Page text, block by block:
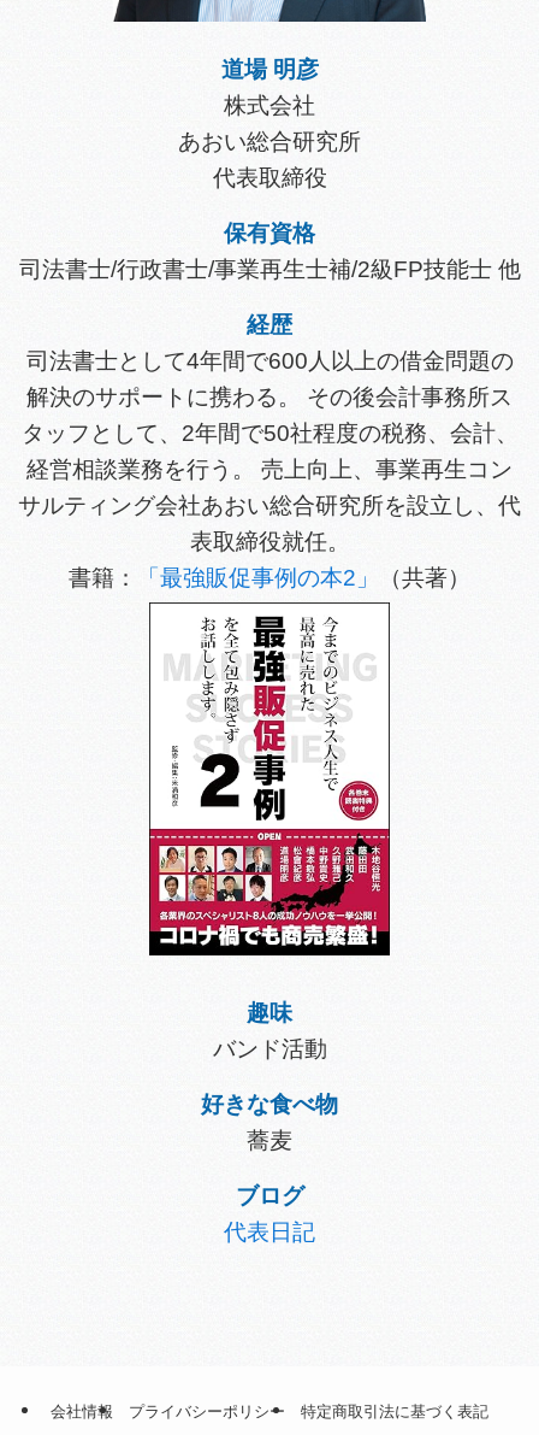
道場 明彦
株式会社
あおい総合研究所
代表取締役
保有資格
司法書士/行政書士/事業再生士補/2級FP技能士 他
経歴
司法書士として4年間で600人以上の借金問題の
解決のサポートに携わる。 その後会計事務所ス
タッフとして、2年間で50社程度の税務、会計、
経営相談業務を行う。 売上向上、事業再生コン
サルティング会社あおい総合研究所を設立し、代
表取締役就任。
書籍：
「最強販促事例の本2」 （共著）
趣味
バンド活動
好きな食べ物
蕎麦
ブログ
代表日記
会社情報 プライバシーポリシー 特定商取引法に基づく表記